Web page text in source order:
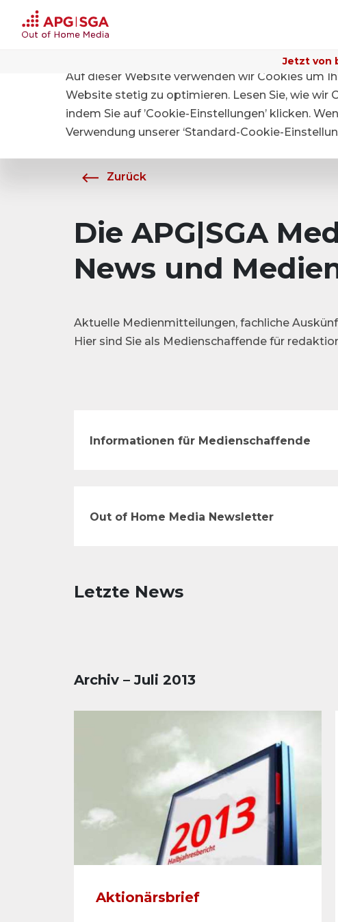
Jetzt von
Über APG|SGA Medien
Zurück
Die APG|SGA
News und
Aktuelle Medienmitteilungen, fachliche
Hier sind Sie als Medienschaffende für
Informationen für Medienschaffende
Out of Home Media Newsletter
Letzte News
Archiv – Juli 2013
Aktionärsbrief
Auf dieser Website verwenden wir Cookies um
Website stetig zu optimieren. Lesen Sie, wie wir
indem Sie auf ’Cookie-Einstellungen’ klicken.
Verwendung unserer ‘Standard-Cookie-